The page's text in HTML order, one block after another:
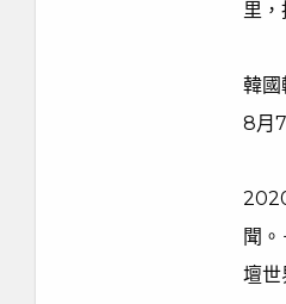
里
韓國
8月
聞
壇世